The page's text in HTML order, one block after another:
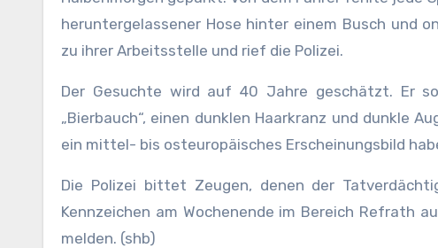
heruntergelassener Hose hinter einem Busch und
zu ihrer Arbeitsstelle und rief die Polizei.
Der Gesuchte wird auf 40 Jahre geschätzt. Er
„Bierbauch“, einen dunklen Haarkranz und dunkle
ein mittel- bis osteuropäisches Erscheinungsbild
Die Polizei bittet Zeugen, denen der
Kennzeichen am Wochenende im Bereich Refrath
melden. (shb)